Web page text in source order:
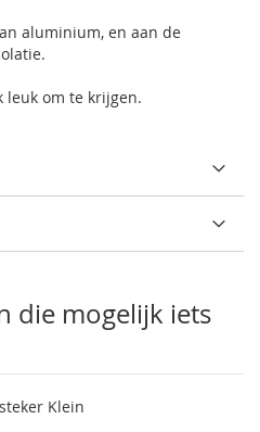
aluminium, en aan de
leuk om te krijgen.
die mogelijk iets
Klein